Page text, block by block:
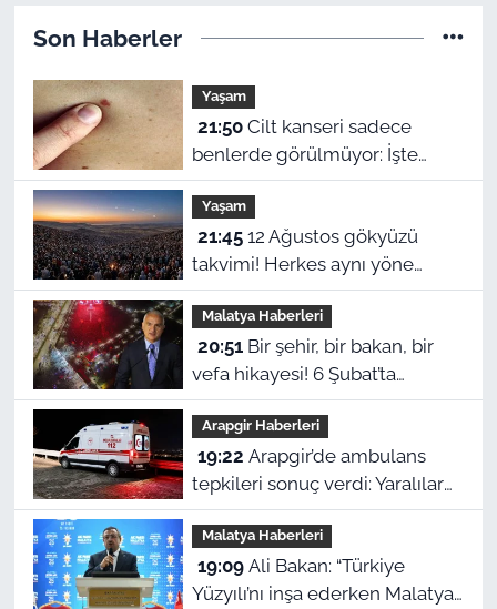
Son Haberler
Yaşam
21:50Cilt kanseri sadece
benlerde görülmüyor: İşte
gözden kaçan erken uyarı
belirtileri
Yaşam
21:4512 Ağustos gökyüzü
takvimi! Herkes aynı yöne
bakacak
Malatya Haberleri
20:51Bir şehir, bir bakan, bir
vefa hikayesi! 6 Şubat’ta
başlayan bağ, bugün
Malatya’ya nefes oluyor
Arapgir Haberleri
19:22
tepkileri sonuç verdi: Yaralılar
artık beklemeyecek
Malatya Haberleri
19:09Ali Bakan: “Türkiye
Yüzyılı’nı inşa ederken Malatya